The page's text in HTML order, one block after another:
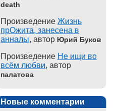
death
Произведение Жизнь
прОжита, занесена в
анналы, автор Юрий Буков
Произведение Не ищи во
всём любви, автор
палатова
Новые комментарии